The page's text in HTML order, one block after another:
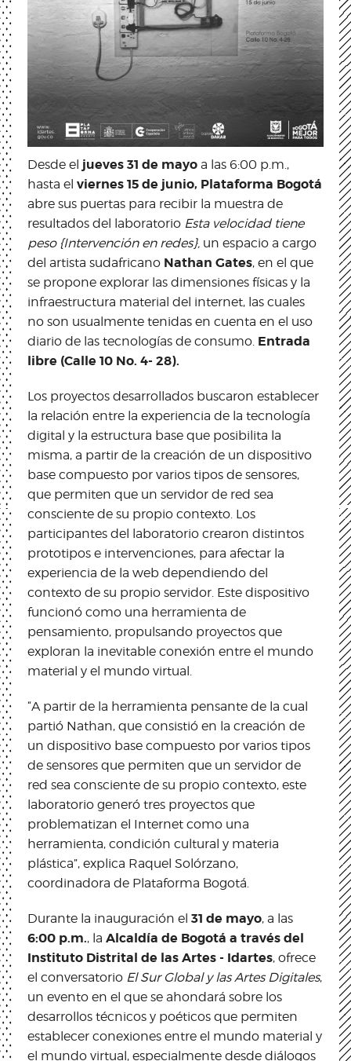
Desde el jueves 31 de mayo a las 6:00 p.m.,
hasta el viernes 15 de junio, Plataforma Bogotá
abre sus puertas para recibir la muestra de
resultados del laboratorio Esta velocidad tiene
peso {Intervención en redes}, un espacio a cargo
del artista sudafricano Nathan Gates, en el que
se propone explorar las dimensiones físicas y la
infraestructura material del internet, las cuales
no son usualmente tenidas en cuenta en el uso
diario de las tecnologías de consumo. Entrada
libre (Calle 10 No. 4- 28).
Los proyectos desarrollados buscaron establecer
la relación entre la experiencia de la tecnología
digital y la estructura base que posibilita la
misma, a partir de la creación de un dispositivo
base compuesto por varios tipos de sensores,
que permiten que un servidor de red sea
consciente de su propio contexto. Los
participantes del laboratorio crearon distintos
prototipos e intervenciones, para afectar la
experiencia de la web dependiendo del
contexto de su propio servidor. Este dispositivo
funcionó como una herramienta de
pensamiento, propulsando proyectos que
exploran la inevitable conexión entre el mundo
material y el mundo virtual.
“A partir de la herramienta pensante de la cual
partió Nathan, que consistió en la creación de
un dispositivo base compuesto por varios tipos
de sensores que permiten que un servidor de
red sea consciente de su propio contexto, este
laboratorio generó tres proyectos que
problematizan el Internet como una
herramienta, condición cultural y materia
plástica”, explica Raquel Solórzano,
coordinadora de Plataforma Bogotá.
Durante la inauguración el 31 de mayo, a las
6:00 p.m., la Alcaldía de Bogotá a través del
Instituto Distrital de las Artes - Idartes, ofrece
el conversatorio El Sur Global y las Artes Digitales,
un evento en el que se ahondará sobre los
desarrollos técnicos y poéticos que permiten
establecer conexiones entre el mundo material y
el mundo virtual, especialmente desde diálogos